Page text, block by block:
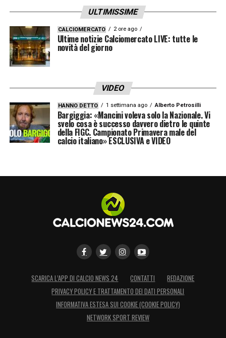
ULTIMISSIME
CALCIOMERCATO 2 ore ago
Ultime notizie Calciomercato LIVE: tutte le
novità del giorno
VIDEO
HANNO DETTO 1 settimana ago Alberto Petrosilli
Bargiggia: «Mancini voleva solo la Nazionale. Vi
svelo cosa è successo davvero dietro le quinte
della FIGC. Campionato Primavera male del
calcio italiano» ESCLUSIVA e VIDEO
SCARICA L’APP DI CALCIO NEWS 24 CONTATTI
REDAZIONE
PRIVACY POLICY E TRATTAMENTO DEI DATI PERSONALI
INFORMATIVA ESTESA SUI COOKIE (COOKIE POLICY)
NETWORK SPORT REVIEW